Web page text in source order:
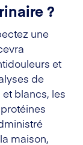
?
une
et
de
blancs, les
maison,